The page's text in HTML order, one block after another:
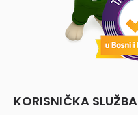
KORISNIČKA SLUŽBA